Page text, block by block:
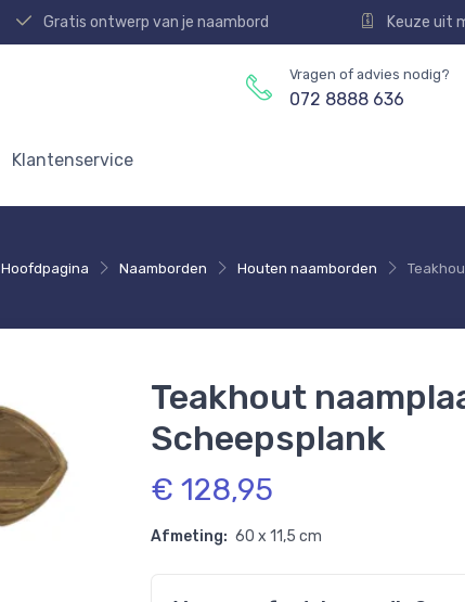
Gratis ontwerp van je naambord Keuze uit
Vragen of advies nodig?
072 8888 636
Klantenservice
Hoofdpagina Naamborden Houten naamborden
Teakhout
Scheepsplank
€ 128,95
Afmeting: 60 x 11,5 cm